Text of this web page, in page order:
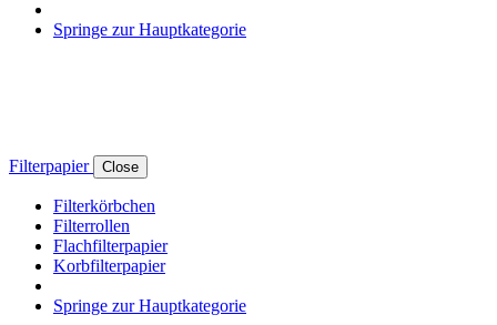
Springe zur Hauptkategorie
Filterpapier Close
Filterkörbchen
Filterrollen
Flachfilterpapier
Korbfilterpapier
Springe zur Hauptkategorie